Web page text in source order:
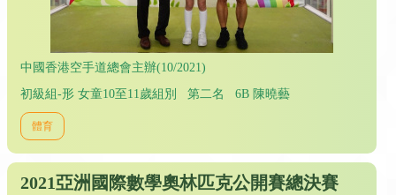
中國香港空手道總會主辦(10/2021)
初級組-形 女童10至11歲組別 第二名 6B 陳曉藝
體育
2021亞洲國際數學奧林匹克公開賽總決賽